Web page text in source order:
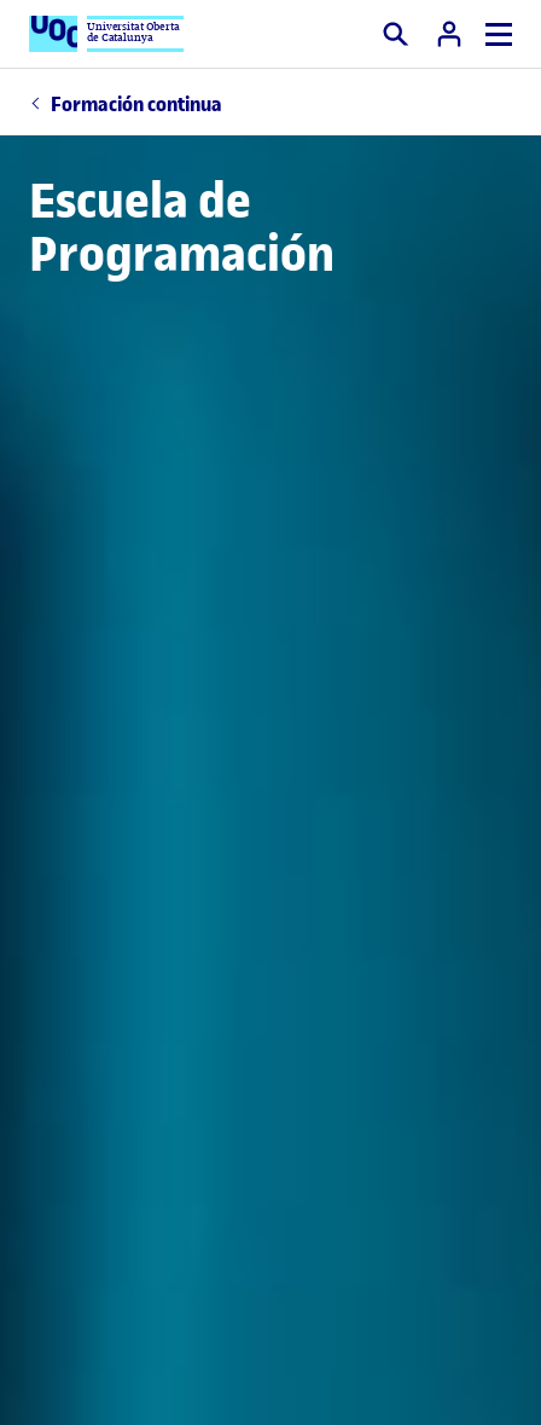
Universitat Oberta
de Catalunya Buscar
Formación continua
Escuela de
Programación